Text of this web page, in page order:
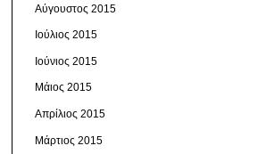
Αύγουστος 2015
Ιούλιος 2015
Ιούνιος 2015
Μάιος 2015
Απρίλιος 2015
Μάρτιος 2015